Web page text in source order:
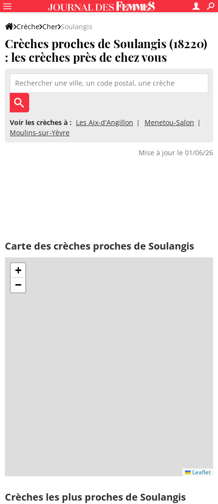
Crèche Cher Soulangis
Crèches proches de Soulangis (18220)
: les crèches près de chez vous
Voir les crèches à : Les Aix-d'Angillon
Menetou-Salon
Moulins-sur-Yèvre
Mise à jour le 01/06/26
Carte des crèches proches de Soulangis
+
−
Leaflet
Crèches les plus proches de Soulangis